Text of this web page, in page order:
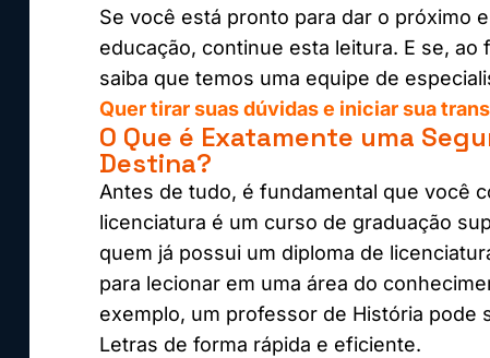
Se você está pronto para dar o próximo
educação, continue esta leitura. E se,
saiba que temos uma equipe de
Quer tirar suas dúvidas e iniciar sua
O Que é Exatamente uma
Destina?
Antes de tudo, é fundamental que você
licenciatura é um curso de graduação
quem já possui um diploma de
para lecionar em uma área do
exemplo, um professor de História pode
Letras de forma rápida e eficiente.